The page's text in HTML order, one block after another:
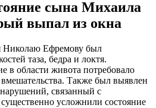
сына Михаила
выпал из окна
Николаю Ефремову был
таза, бедра и локтя.
в области живота потребовало
Также был выявлен
связанный с
усложнили состояние